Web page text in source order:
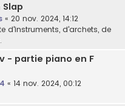
« 20 nov. 2024, 14:12
d'instruments, d'archets, de
- partie piano en F
« 14 nov. 2024, 00:12